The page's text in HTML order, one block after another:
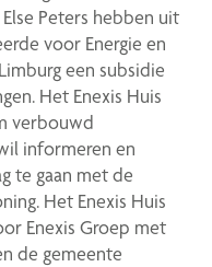
Peters hebben uit
voor Energie en
een subsidie
Het Enexis Huis
verbouwd
informeren en
te gaan met de
Het Enexis Huis
Enexis Groep met
de gemeente